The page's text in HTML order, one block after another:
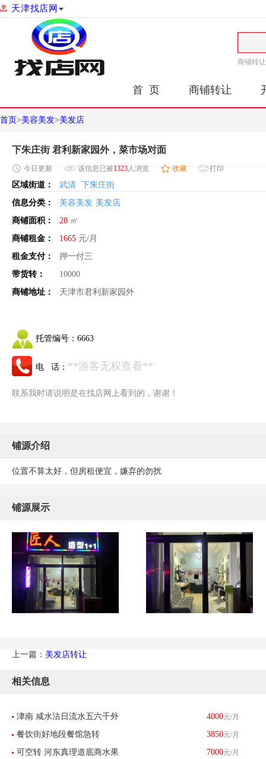
天津找店网
商铺转让
首 页 商铺转让
首页>美容美发>美发店
下朱庄街 君利新家园外，菜市场对面
今日 更新 该信息已被1323人浏览 收藏 打印
区域街道： 武清 下朱庄街
信息分类：
美容美发 美发店
商铺面积：
28 ㎡
商铺租金：
1665 元/月
租金支付：
押一付三
带货转：
10000
商铺地址：
天津市君利新家园外
托管编号： 6663
电 话： **游客无权查看**
联系我时请说明是在找店网上看到的，谢谢！
铺源介绍
位置不算太好，但房租便宜，嫌弃的勿扰
铺源展示
上一篇： 美发店转让
相关信息
津南 咸水沽日流水五六千外
卖餐馆带生意转让 酒楼餐饮
4000元/月
餐饮街好地段餐馆急转 3850元/月
可空转 河东真理道底商水果 7000元/月